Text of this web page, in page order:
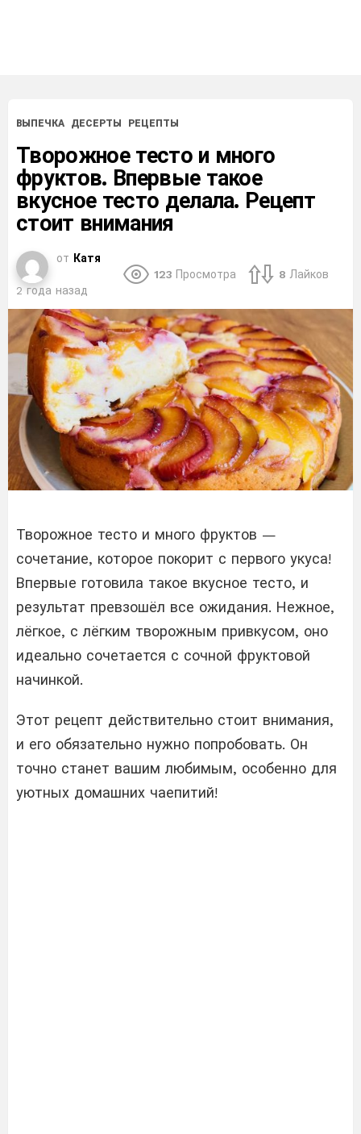
ВЫПЕЧКА ДЕСЕРТЫ РЕЦЕПТЫ
Творожное тесто и много
фруктов. Впервые такое
вкусное тесто делала. Рецепт
стоит внимания
от Катя
2 года назад
123 Просмотра 8 Лайков
Творожное тесто и много фруктов —
сочетание, которое покорит с первого укуса!
Впервые готовила такое вкусное тесто, и
результат превзошёл все ожидания. Нежное,
лёгкое, с лёгким творожным привкусом, оно
идеально сочетается с сочной фруктовой
начинкой.
Этот рецепт действительно стоит внимания,
и его обязательно нужно попробовать. Он
точно станет вашим любимым, особенно для
уютных домашних чаепитий!